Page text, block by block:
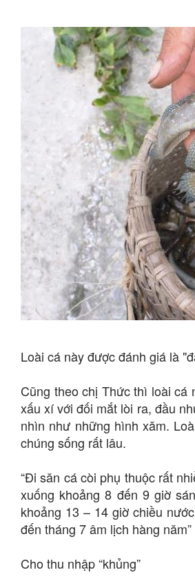
Loài cá này được đánh giá là
Cũng theo chị Thức thì loài cá
xấu xí với đối mắt lòi ra, đầu
nhìn như những hình xăm.
chúng sống rất lâu.
“Đi săn cá còi phụ thuộc rất
xuống khoảng 8 đến 9 giờ
khoảng 13 – 14 giờ chiều
đến tháng 7 âm lịch hàng
Cho thu nhập “khủng”